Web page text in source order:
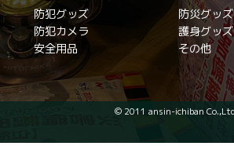
防犯グッズ
防災グッズ
防犯カメラ
護身グッズ
安全用品
その他
© 2011 ansin-ichiban